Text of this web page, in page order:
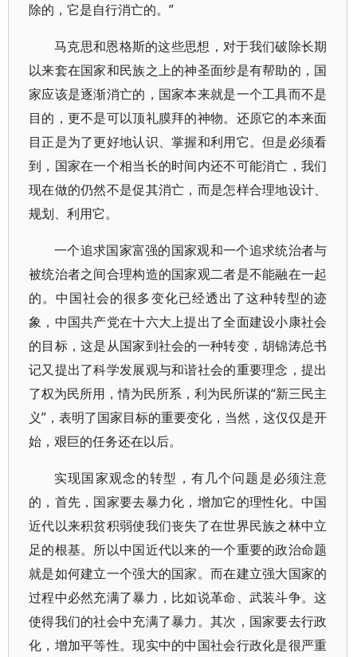
除的，它是自行消亡的。”
马克思和恩格斯的这些思想，对于我们破除长期
以来套在国家和民族之上的神圣面纱是有帮助的，国
家应该是逐渐消亡的，国家本来就是一个工具而不是
目的，更不是可以顶礼膜拜的神物。还原它的本来面
目正是为了更好地认识、掌握和利用它。但是必须看
到，国家在一个相当长的时间内还不可能消亡，我们
现在做的仍然不是促其消亡，而是怎样合理地设计、
规划、利用它。
一个追求国家富强的国家观和一个追求统治者与
被统治者之间合理构造的国家观二者是不能融在一起
的。中国社会的很多变化已经透出了这种转型的迹
象，中国共产党在十六大上提出了全面建设小康社会
的目标，这是从国家到社会的一种转变，胡锦涛总书
记又提出了科学发展观与和谐社会的重要理念，提出
了权为民所用，情为民所系，利为民所谋的“新三民主
义”，表明了国家目标的重要变化，当然，这仅仅是开
始，艰巨的任务还在以后。
实现国家观念的转型，有几个问题是必须注意
的，首先，国家要去暴力化，增加它的理性化。中国
近代以来积贫积弱使我们丧失了在世界民族之林中立
足的根基。所以中国近代以来的一个重要的政治命题
就是如何建立一个强大的国家。而在建立强大国家的
过程中必然充满了暴力，比如说革命、武装斗争。这
使得我们的社会中充满了暴力。其次，国家要去行政
化，增加平等性。现实中的中国社会行政化是很严重